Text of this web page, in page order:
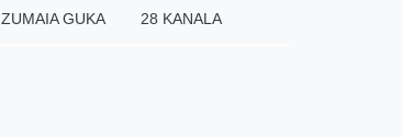
ZUMAIA GUKA 28 KANALA